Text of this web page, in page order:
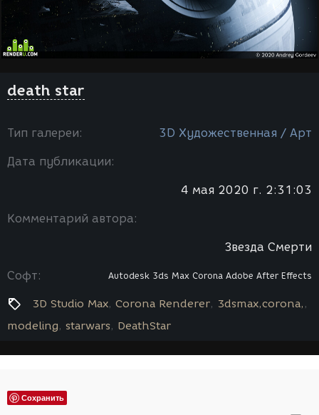
death star
Тип галереи: 3D Художественная / Арт
Дата публикации:
4 мая 2020 г. 2:31:03
Комментарий автора:
Звезда Смерти
Софт: Autodesk 3ds Max Corona Adobe After Effects
3D Studio Max Corona Renderer
3dsmax,corona,
modeling
starwars DeathStar
Сохранить